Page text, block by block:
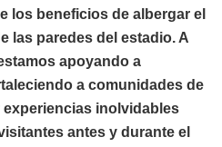
los beneficios de albergar el
las paredes del estadio. A
apoyando a
a comunidades de
inolvidables
antes y durante el